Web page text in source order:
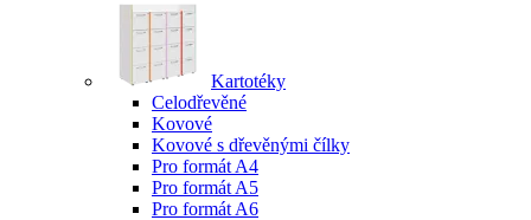
Kartotéky
Celodřevěné
Kovové
Kovové s dřevěnými čílky
Pro formát A4
Pro formát A5
Pro formát A6